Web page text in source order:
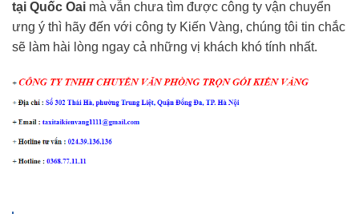
tại Quốc Oai mà vẫn chưa tìm được công ty vận chuyển
ưng ý thì hãy đến với công ty Kiến Vàng, chúng tôi tin chắc
sẽ làm hài lòng ngay cả những vị khách khó tính nhất.